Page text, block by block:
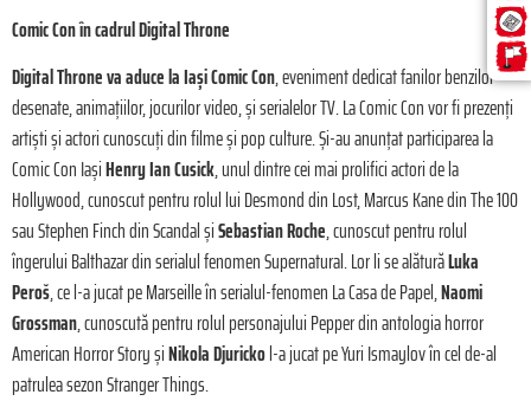
Comic Con în cadrul Digital Throne
Digital Throne va aduce la Iași Comic Con, eveniment dedicat fanilor benzilor
desenate, animațiilor, jocurilor video, și serialelor TV. La Comic Con vor fi prezenți
artiști și actori cunoscuți din filme și pop culture. Și-au anunțat participarea la
Comic Con IașiHenry Ian Cusick, unul dintre cei mai prolifici actori de la
Hollywood, cunoscut pentru rolul lui Desmond din Lost, Marcus Kane din The 100
sau Stephen Finch din Scandal șiSebastian Roche, cunoscut pentru rolul
îngerului Balthazar din serialul fenomen Supernatural. Lor li se alăturăLuka
Peroš, ce l-a jucat pe Marseille în serialul-fenomen La Casa de Papel,Naomi
Grossman, cunoscută pentru rolul personajului Pepper din antologia horror
American Horror Story șiNikola Djurickol-a jucat pe Yuri Ismaylov în cel de-al
patrulea sezon Stranger Things.